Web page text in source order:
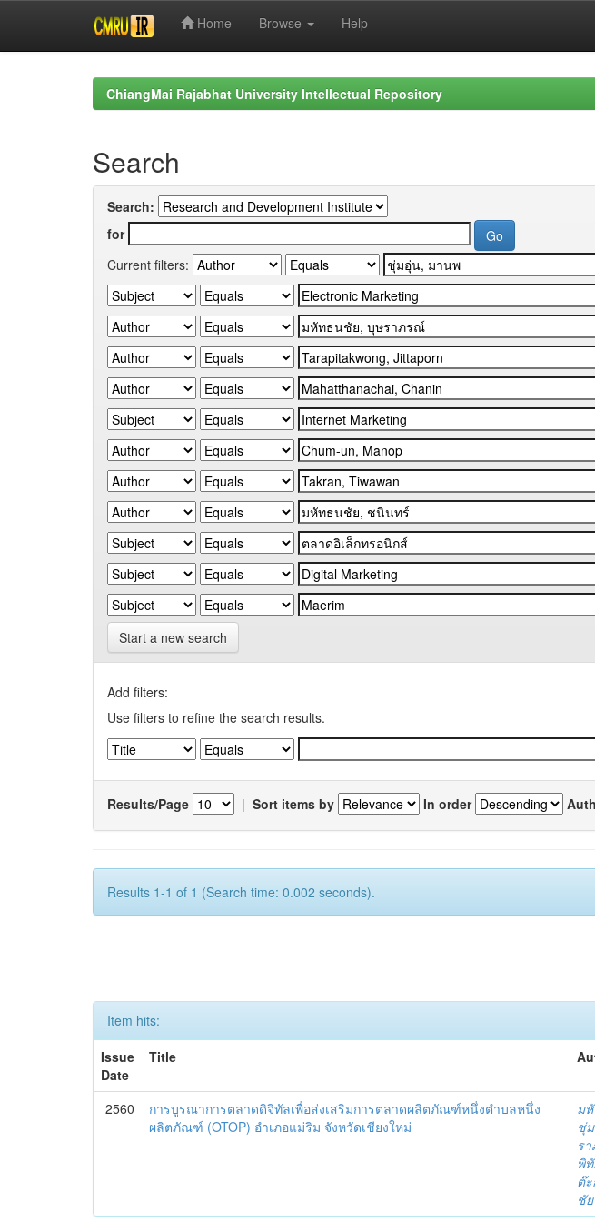
Home Browse Help
ChiangMai Rajabhat University Intellectual Repository
Search
Search:
for
Current filters:
Start a new search
Add filters:
Use filters to refine the search results.
Results/Page | Sort items by In order
Results 1-1 of 1 (Search time: 0.002 seconds).
Item hits:
Issue
Date
Title
2560
การบูรณาการตลาดดิจิทัลเพื่อส่งเสริมการตลาดผลิตภัณฑ์หนึ่งตำบลหนึ่ง
ผลิตภัณฑ์ (OTOP) อำเภอแม่ริม จังหวัดเชียงใหม่
ม
ชุ่
ร
พิ
ต๊
ชั